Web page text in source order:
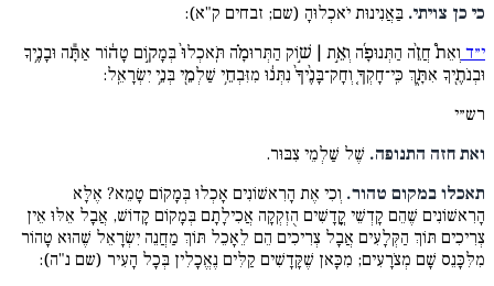
כי כן צויתי. בַּאֲנִינוּת יֹאכְלוּהָ (שם; זבחים ק"א):
י״ד וְאֵת֩ חֲזֵ֨ה הַתְּנוּפָ֜ה וְאֵ֣ת | שׁ֣וֹק הַתְּרוּמָ֗ה תֹּֽאכְלוּ֙ בְּמָק֣וֹם טָה֔וֹר אַתָּ֕ה וּבָנֶ֥יךָ
וּבְנֹתֶ֖יךָ אִתָּ֑ךְ כִּֽי־חָקְךָ֤ וְחָק־בָּנֶ֨יךָ֙ נִתְּנ֔וּ מִזִּבְחֵ֥י שַׁלְמֵ֖י בְּנֵ֥י יִשְׂרָאֵֽל:
רש״י
ואת חזה התנופה. שֶׁל שַׁלְמֵי צִבּוּר.
תאכלו במקום טהור. וְכִי אֶת הָרִאשׁוֹנִים אָכְלוּ בְּמָקוֹם טָמֵא? אֶלָּא
הָרִאשׁוֹנִים שֶׁהֵם קָדְשֵׁי קֳדָשִׁים הֻזְקְקָה אֲכִילָתָם בְּמָקוֹם קָדוֹשׁ, אֲבָל אֵלּוּ אֵין
צְרִיכִים תּוֹךְ הַקְּלָעִים אֲבָל צְרִיכִים הֵם לֵאָכֵל תּוֹךְ מַחֲנֵה יִשְׂרָאֵל שֶׁהוּא טָהוֹר
מִלִּכָּנֵס שָׁם מְצֹרָעִים; מִכָּאן שֶׁקָּדָשִׁים קַלִּים נֶאֱכָלִין בְּכָל הָעִיר (שם נ"ה):